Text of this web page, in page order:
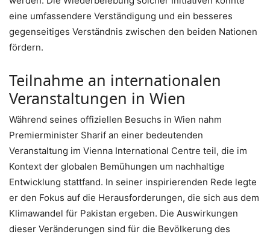
eine umfassendere Verständigung und ein besseres
gegenseitiges Verständnis zwischen den beiden Nationen
fördern.
Teilnahme an internationalen
Veranstaltungen in Wien
Während seines offiziellen Besuchs in Wien nahm
Premierminister Sharif an einer bedeutenden
Veranstaltung im Vienna International Centre teil, die im
Kontext der globalen Bemühungen um nachhaltige
Entwicklung stattfand. In seiner inspirierenden Rede legte
er den Fokus auf die Herausforderungen, die sich aus dem
Klimawandel für Pakistan ergeben. Die Auswirkungen
dieser Veränderungen sind für die Bevölkerung des